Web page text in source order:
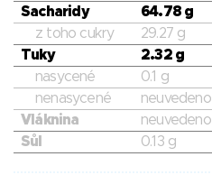
Sacharidy
64.78 g
z toho cukry
29.27 g
Tuky
2.32 g
nasycené
0.1 g
nenasycené
neuvedeno
Vláknina
neuvedeno
Sůl
0.13 g